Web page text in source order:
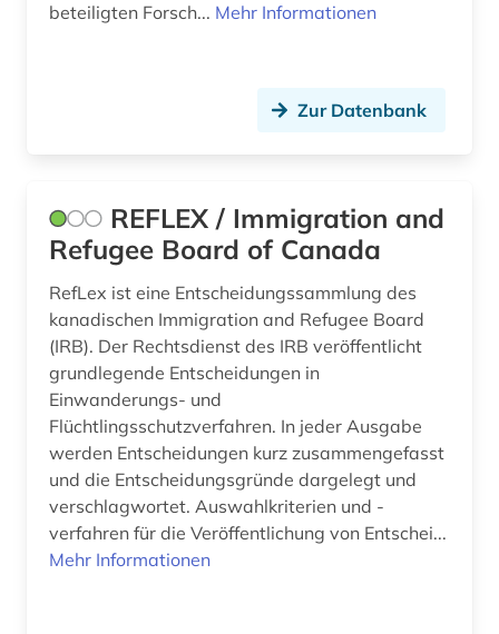
beteiligten Forsch... Mehr Informationen
Zur Datenbank
REFLEX / Immigration and
Refugee Board of Canada
RefLex ist eine Entscheidungssammlung des
kanadischen Immigration and Refugee Board
(IRB). Der Rechtsdienst des IRB veröffentlicht
grundlegende Entscheidungen in
Einwanderungs- und
Flüchtlingsschutzverfahren. In jeder Ausgabe
werden Entscheidungen kurz zusammengefasst
und die Entscheidungsgründe dargelegt und
verschlagwortet. Auswahlkriterien und -
verfahren für die Veröffentlichung von Entschei...
Mehr Informationen